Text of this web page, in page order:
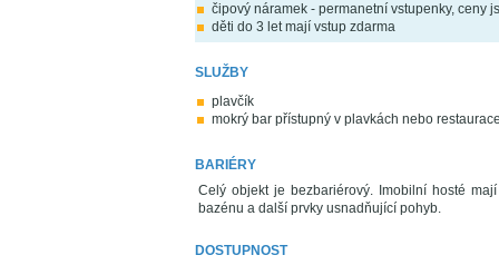
čipový náramek - permanetní vstupenky, ceny
děti do 3 let mají vstup zdarma
SLUŽBY
plavčík
mokrý bar přístupný v plavkách nebo
BARIÉRY
Celý objekt je bezbariérový. Imobilní hosté
bazénu a další prvky usnadňující pohyb.
DOSTUPNOST